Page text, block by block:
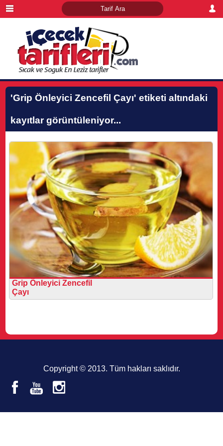
'Grip Önleyici Zencefil Çayı' etiketi altındaki
kayıtlar görüntüleniyor...
Grip Önleyici Zencefil
Çayı
Copyright © 2013. Tüm hakları saklıdır.